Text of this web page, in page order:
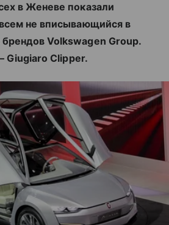
в Женеве показали
не вписывающийся в
Volkswagen Group.
Giugiaro Clipper.